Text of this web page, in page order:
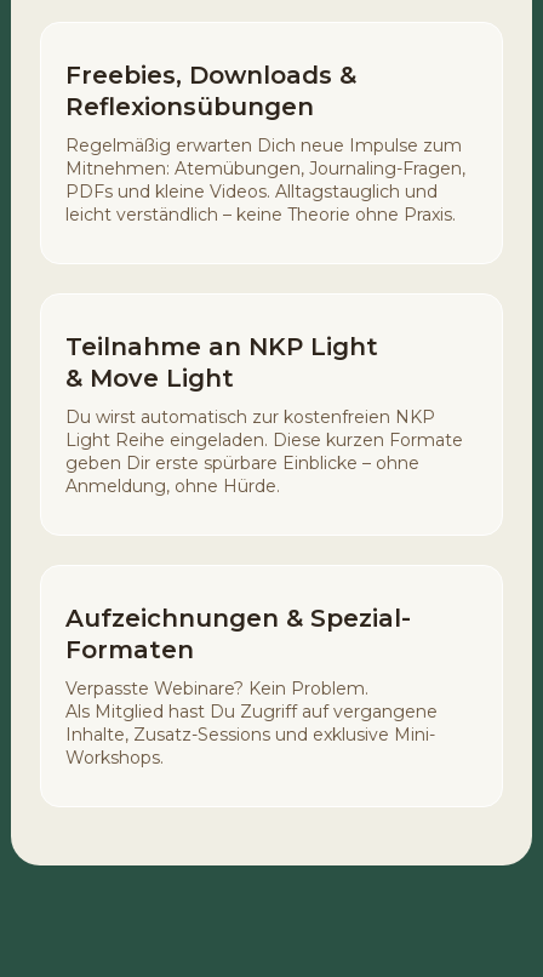
Freebies, Downloads &
Reflexionsübungen
Regelmäßig erwarten Dich neue Impulse zum
Mitnehmen: Atemübungen, Journaling-Fragen,
PDFs und kleine Videos. Alltagstauglich und
leicht verständlich – keine Theorie ohne Praxis.
Teilnahme an NKP Light
& Move Light
Du wirst automatisch zur kostenfreien NKP
Light Reihe eingeladen. Diese kurzen Formate
geben Dir erste spürbare Einblicke – ohne
Anmeldung, ohne Hürde.
Aufzeichnungen & Spezial-
Formaten
Verpasste Webinare? Kein Problem.
Als Mitglied hast Du Zugriff auf vergangene
Inhalte, Zusatz-Sessions und exklusive Mini-
Workshops.